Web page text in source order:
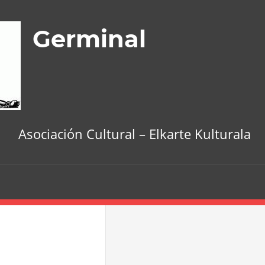
Germinal
Asociación Cultural – Elkarte Kulturala